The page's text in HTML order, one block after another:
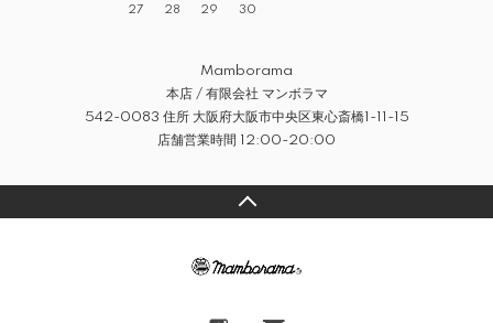
27 28 29 30
Mamborama
本店 / 有限会社 マンボラマ
542-0083 住所 大阪府大阪市中央区東心斎橋1-11-15
店舗営業時間 12:00-20:00